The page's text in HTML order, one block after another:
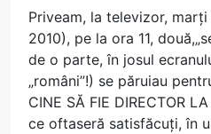
Priveam, la televizor,
2010), pe la ora 11,
de o parte, în josul
„români”!) se păruiau
CINE SĂ FIE DIRECTOR
ce oftaseră satisfăcuți, în